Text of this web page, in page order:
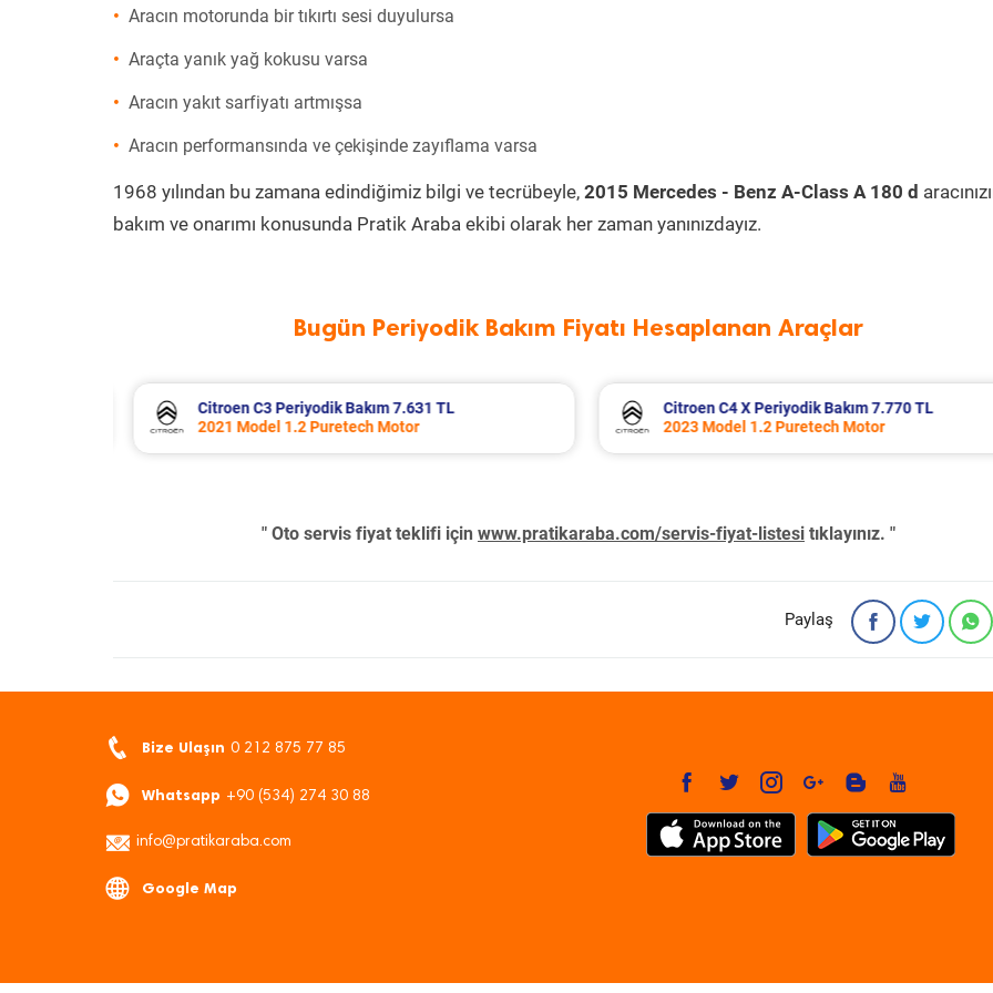
Aracın motorunda bir tıkırtı sesi duyulursa
Araçta yanık yağ kokusu varsa
Aracın yakıt sarfiyatı artmışsa
Aracın performansında ve çekişinde zayıflama varsa
1968 yılından bu zamana edindiğimiz bilgi ve tecrübeyle, 2015 Mercedes - Benz A-Class A 180 d
bakım ve onarımı konusunda Pratik Araba ekibi olarak her zaman yanınızdayız.
Bugün Periyodik Bakım Fiyatı Hesaplanan Araçlar
Citroen C4 X Periyodik Bakım 7.770 TL
2023 Model 1.2 Puretech Motor
Volkswagen T-Roc Periyodik Bakım
2025 Model 1.5 Tsi Motor
" Oto servis fiyat teklifi için www.pratikaraba.com/servis-fiyat-listesi tıklayınız. "
Paylaş
Bize Ulaşın 0 212 875 77 85
Whatsapp +90 (534) 274 30 88
info@pratikaraba.com
Google Map